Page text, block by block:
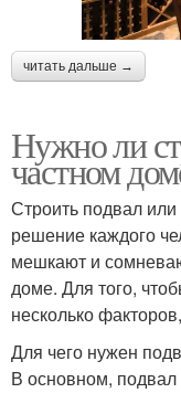
читать дальше →
Нужно ли
частном
Строить подвал или
решение каждого
мешкают и
доме. Для того,
несколько
Для чего нужен
В основном,